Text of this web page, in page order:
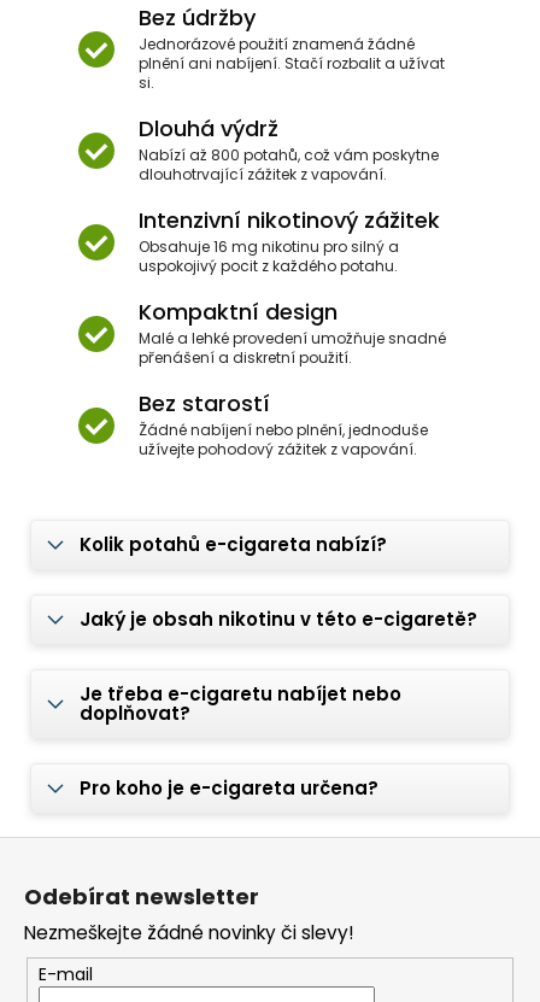
Bez údržby
Jednorázové použití znamená žádné
plnění ani nabíjení. Stačí rozbalit a užívat
si.
Dlouhá výdrž
Nabízí až 800 potahů, což vám poskytne
dlouhotrvající zážitek z vapování.
Intenzivní nikotinový zážitek
Obsahuje 16 mg nikotinu pro silný a
uspokojivý pocit z každého potahu.
Kompaktní design
Malé a lehké provedení umožňuje snadné
přenášení a diskretní použití.
Bez starostí
Žádné nabíjení nebo plnění, jednoduše
užívejte pohodový zážitek z vapování.
Kolik potahů e-cigareta nabízí?
Jaký je obsah nikotinu v této e-cigaretě?
Je třeba e-cigaretu nabíjet nebo
doplňovat?
Pro koho je e-cigareta určena?
Z
Odebírat newsletter
Nezmeškejte žádné novinky či slevy!
E-mail